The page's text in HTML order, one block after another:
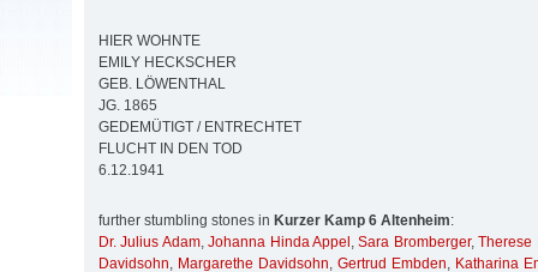
HIER WOHNTE
EMILY HECKSCHER
GEB. LÖWENTHAL
JG. 1865
GEDEMÜTIGT / ENTRECHTET
FLUCHT IN DEN TOD
6.12.1941
further stumbling stones in Kurzer Kamp 6 Altenheim:
Dr. Julius Adam,Johanna Hinda Appel ,Sara Bromberger,Therese
Davidsohn, Margarethe Davidsohn, Gertrud Embden, Katharina